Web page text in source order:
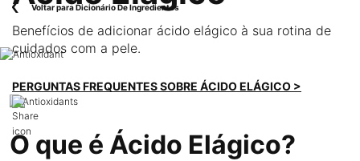
Voltar para Dicionário De Ingredientes
Benefícios de adicionar ácido elágico à sua rotina de
cuidados com a pele.
PERGUNTAS FREQUENTES SOBRE ÁCIDO ELÁGICO >
O que é Ácido Elágico?